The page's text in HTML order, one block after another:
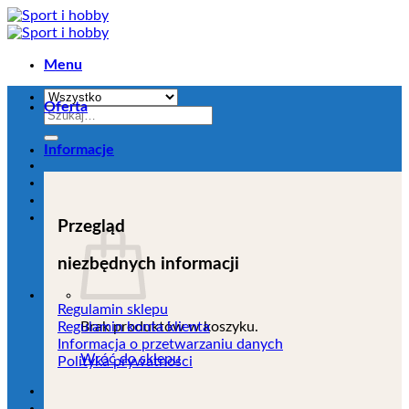
Przejdź
do
Menu
Szukaj:
Brak produktów w koszyku.
Wróć do sklepu
Oferta
Informacje
Przegląd
niezbędnych informacji
Regulamin sklepu
Regulamin konta klienta
Informacja o przetwarzaniu danych
Polityka prywatności